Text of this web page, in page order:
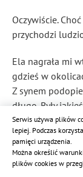
Oczywiście.
przychodzi
Ela nagrała mi
gdzieś w
Z synem
długo. Były
miał się
cel spotkania. W
Serwis używa plików
lepiej. Podczas
pamięci urządzenia.
Można określić
plików cookies w